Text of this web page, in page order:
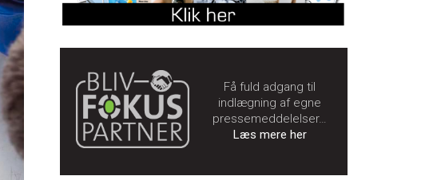
Få fuld adgang til
indlægning af egne
pressemeddelelser…
Læs mere her